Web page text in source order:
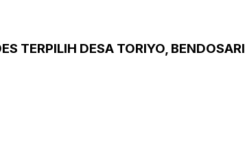
TERPILIH DESA TORIYO, BENDOSARI